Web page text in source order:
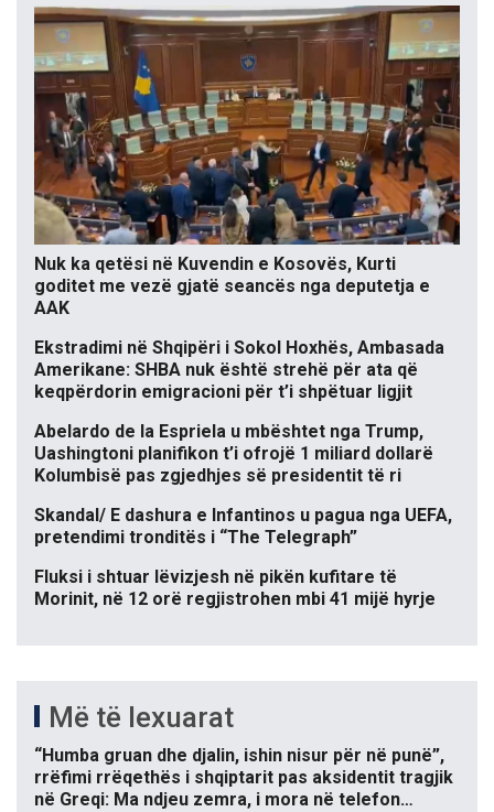
Nuk ka qetësi në Kuvendin e Kosovës, Kurti
goditet me vezë gjatë seancës nga deputetja e
AAK
Ekstradimi në Shqipëri i Sokol Hoxhës, Ambasada
Amerikane: SHBA nuk është strehë për ata që
keqpërdorin emigracioni për t’i shpëtuar ligjit
Abelardo de la Espriela u mbështet nga Trump,
Uashingtoni planifikon t’i ofrojë 1 miliard dollarë
Kolumbisë pas zgjedhjes së presidentit të ri
Skandal/ E dashura e Infantinos u pagua nga UEFA,
pretendimi tronditës i “The Telegraph”
Fluksi i shtuar lëvizjesh në pikën kufitare të
Morinit, në 12 orë regjistrohen mbi 41 mijë hyrje
Më të lexuarat
“Humba gruan dhe djalin, ishin nisur për në punë”,
rrëfimi rrëqethës i shqiptarit pas aksidentit tragjik
në Greqi: Ma ndjeu zemra, i mora në telefon…